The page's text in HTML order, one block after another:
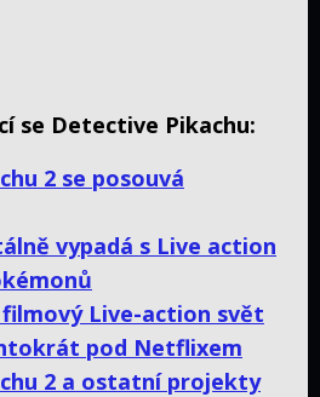
se Detective Pikachu:
2 se posouvá
vypadá s Live action
Live-action svět
pod Netflixem
2 a ostatní projekty